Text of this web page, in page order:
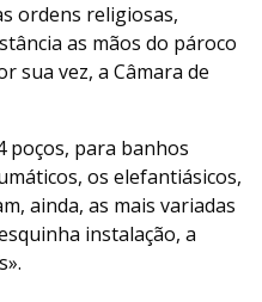
ordens religiosas,
as mãos do pároco
sua vez, a Câmara de
poços, para banhos
os elefantiásicos,
ainda, as mais variadas
instalação, a